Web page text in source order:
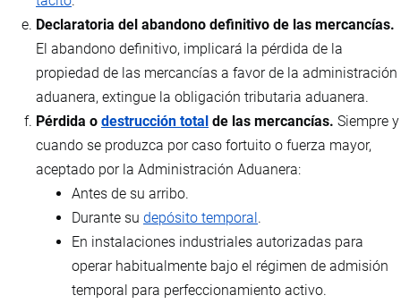
Declaratoria del abandono definitivo de las mercancías.
El abandono definitivo, implicará la pérdida de la
propiedad de las mercancías a favor de la administración
aduanera, extingue la obligación tributaria aduanera.
Pérdida o destrucción total de las mercancías. Siempre y
cuando se produzca por caso fortuito o fuerza mayor,
aceptado por la Administración Aduanera:
Antes de su arribo.
Durante su depósito temporal.
En instalaciones industriales autorizadas para
operar habitualmente bajo el régimen de admisión
temporal para perfeccionamiento activo.